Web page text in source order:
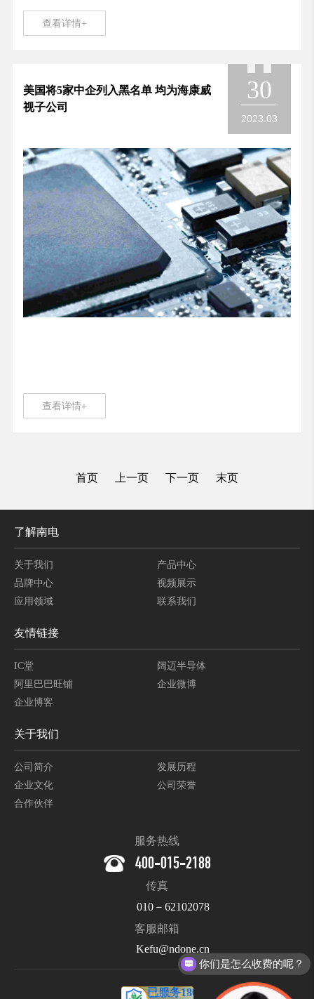
查看详情+
美国将5家中企列入黑名单 均为海康威
视子公司
30
2023.03
查看详情+
首页 上一页 下一页 末页
了解南电
关于我们
产品中心
品牌中心
视频展示
应用领域
联系我们
友情链接
IC堂
阔迈半导体
阿里巴巴旺铺
企业微博
企业博客
关于我们
公司简介
发展历程
企业文化
公司荣誉
合作伙伴
服务热线
400-015-2188
传真
010－62102078
客服邮箱
Kefu@ndone.cn
现在有优惠活动么？